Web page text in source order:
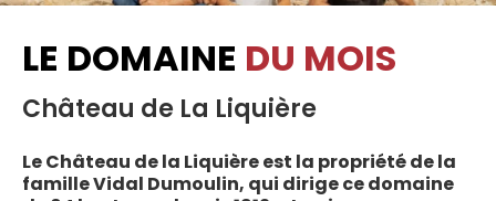
LE DOMAINE DU MOIS
Château de La Liquière
Le Château de la Liquière est la propriété de la
famille Vidal Dumoulin, qui dirige ce domaine